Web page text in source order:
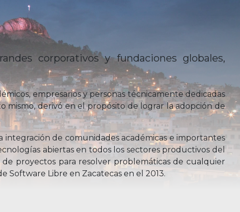
corporativos y fundaciones globales,
empresarios y personas técnicamente dedicadas
mismo, derivó en el propósito de lograr la adopción de
integración de comunidades académicas e importantes
abiertas en todos los sectores productivos del
proyectos para resolver problemáticas de cualquier
Software Libre en Zacatecas en el 2013.